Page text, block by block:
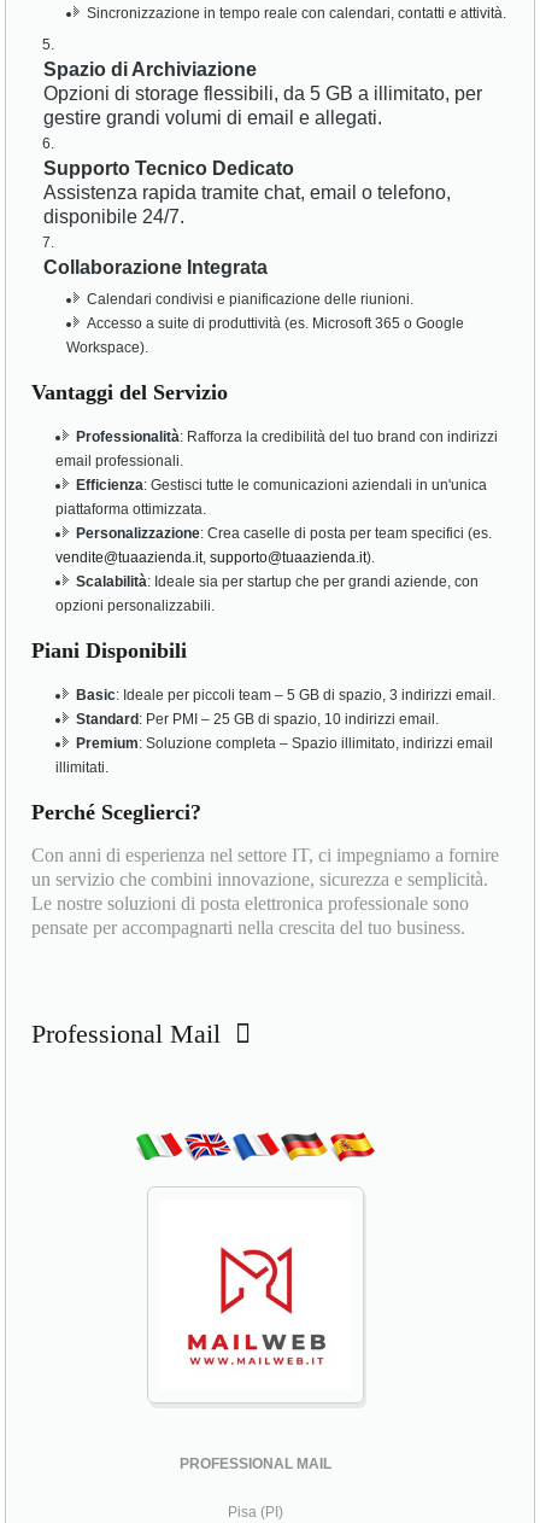
Sincronizzazione in tempo reale con calendari, contatti e attività.
Spazio di Archiviazione
Opzioni di storage flessibili, da 5 GB a illimitato, per
gestire grandi volumi di email e allegati.
Supporto Tecnico Dedicato
Assistenza rapida tramite chat, email o telefono,
disponibile 24/7.
Collaborazione Integrata
Calendari condivisi e pianificazione delle riunioni.
Accesso a suite di produttività (es. Microsoft 365 o Google
Workspace).
Vantaggi del Servizio
Professionalità: Rafforza la credibilità del tuo brand con indirizzi
email professionali.
Efficienza: Gestisci tutte le comunicazioni aziendali in un'unica
piattaforma ottimizzata.
Personalizzazione: Crea caselle di posta per team specifici (es.
vendite@tuaazienda.it,supporto@tuaazienda.it).
Scalabilità: Ideale sia per startup che per grandi aziende, con
opzioni personalizzabili.
Piani Disponibili
Basic: Ideale per piccoli team – 5 GB di spazio, 3 indirizzi email.
Standard : Per PMI – 25 GB di spazio, 10 indirizzi email.
Premium: Soluzione completa – Spazio illimitato, indirizzi email
illimitati.
Perché Sceglierci?
Con anni di esperienza nel settore IT, ci impegniamo a fornire
un servizio che combini innovazione, sicurezza e semplicità.
Le nostre soluzioni di posta elettronica professionale sono
pensate per accompagnarti nella crescita del tuo business.
Professional Mail
PROFESSIONAL MAIL
Pisa (PI)